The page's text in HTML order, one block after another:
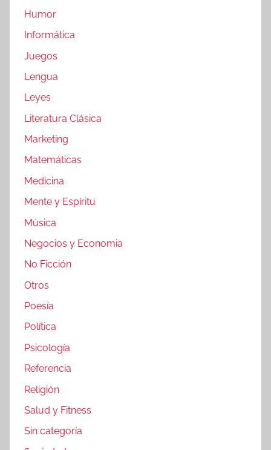
Humor
Informática
Juegos
Lengua
Leyes
Literatura Clásica
Marketing
Matemáticas
Medicina
Mente y Espíritu
Música
Negocios y Economia
No Ficción
Otros
Poesía
Política
Psicología
Referencia
Religión
Salud y Fitness
Sin categoría